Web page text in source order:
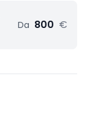
Da 800 €